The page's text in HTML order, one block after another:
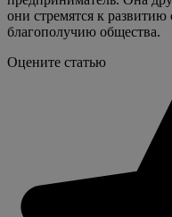
они стремятся к
благополучию общества.
Оцените статью